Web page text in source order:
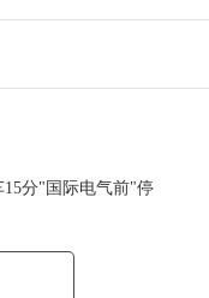
15分"国际电气前"停